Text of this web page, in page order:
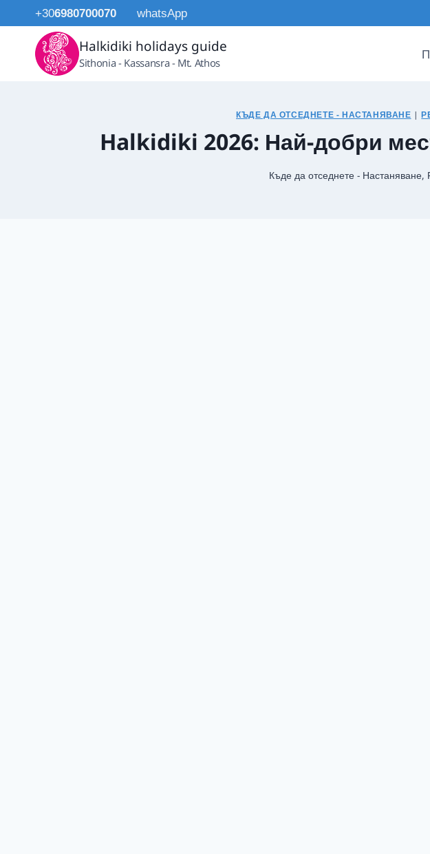
съдържанието
+306980700070 whatsApp
Halkidiki holidays guide
Sithonia - Kassansra - Mt. Athos
КЪДЕ ДА ОТСЕДНЕТЕ - НАСТАНЯВАНЕ |
Halkidiki 2026: Най-добри
Къде да отседнете - Настаняване,